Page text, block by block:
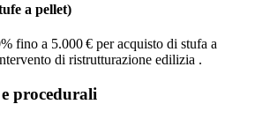
a pellet)
fino a 5.000 € per acquisto di stufa a
di ristrutturazione edilizia .
procedurali